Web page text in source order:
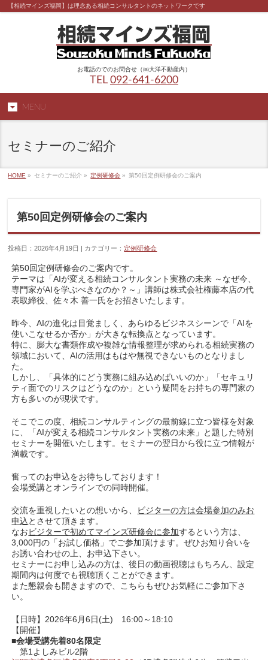
【相続マインズ福岡】は理念ある相続コンサルタントのネットワークです
お電話のでのお問合せ（㈱大洋不動産内）
TEL 092-641-6200
MENU
セミナーのご紹介
HOME » セミナーのご紹介 » 定例研修会 » 第50回定例研修会のご案内
第50回定例研修会のご案内
投稿日：2026年4月19日 | カテゴリー： 定例研修会
第50回定例研修会のご案内です。
テーマは 「AIが変える相続コンサルタント実務の未来 ～なぜ今、
専門家がAIを学ぶべきなのか？～」講師は株式会社権藤本店の代
表取締役、佐々木 善一氏をお招きいたします。
昨今、AIの進化は目覚ましく、あらゆるビジネスシーンで「AIを
使いこなせるか否か」が大きな転換点となっています。
特に、膨大な書類作成や複雑な情報整理が求められる相続実務の
領域において、AIの活用はもはや無視できないものとなりまし
た。
しかし、「具体的にどう実務に組み込めばいいのか」「セキュリ
ティ面でのリスクはどうなのか」という疑問をお持ちの専門家の
方も多いのが現状です。
そこでこの度、相続コンサルティングの最前線に立つ皆様を対象
に、「AIが変える相続コンサルタント実務の未来」と題した特別
セミナーを開催いたします。セミナーの翌日から役に立つ情報が
満載です。
奮ってのお申込をお待ちしております！
会場受講とオンラインでの同時開催。
交流を重視したいとの想いから、 ビジターの方は会場参加のみお
申込とさせて頂きます。
なおビジターで初めてマインズ研修会に参加するという方は、
3,000円の「お試し価格」でご参加頂けます。ぜひお知り合いを
お誘い合わせの上、お申込下さい。
セミナーにお申し込みの方は、後日の動画視聴はもちろん、設定
期間内は何度でも視聴頂くことができます。
また懇親会も開きますので、こちらもぜひお気軽にご参加下さ
い。
【日時】2026年6月6日(土) 16:00～18:10
【開催】
■会場受講先着80名限定
第1よしみビル2階